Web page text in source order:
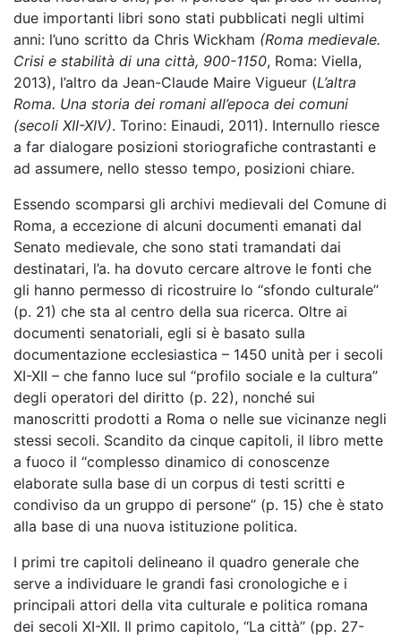
due importanti libri sono stati pubblicati negli ultimi
anni: l’uno scritto da Chris Wickham (Roma medievale.
Crisi e stabilità di una città, 900-1150, Roma: Viella,
2013), l’altro da Jean-Claude Maire Vigueur (L’altra
Roma. Una storia dei romani all’epoca dei comuni
(secoli XII-XIV). Torino: Einaudi, 2011). Internullo riesce
a far dialogare posizioni storiografiche contrastanti e
ad assumere, nello stesso tempo, posizioni chiare.
Essendo scomparsi gli archivi medievali del Comune di
Roma, a eccezione di alcuni documenti emanati dal
Senato medievale, che sono stati tramandati dai
destinatari, l’a. ha dovuto cercare altrove le fonti che
gli hanno permesso di ricostruire lo ‘‘sfondo culturale’’
(p. 21) che sta al centro della sua ricerca. Oltre ai
documenti senatoriali, egli si è basato sulla
documentazione ecclesiastica – 1450 unità per i secoli
XI-XII – che fanno luce sul ‘‘profilo sociale e la cultura’’
degli operatori del diritto (p. 22), nonché sui
manoscritti prodotti a Roma o nelle sue vicinanze negli
stessi secoli. Scandito da cinque capitoli, il libro mette
a fuoco il ‘‘complesso dinamico di conoscenze
elaborate sulla base di un corpus di testi scritti e
condiviso da un gruppo di persone’’ (p. 15) che è stato
alla base di una nuova istituzione politica.
I primi tre capitoli delineano il quadro generale che
serve a individuare le grandi fasi cronologiche e i
principali attori della vita culturale e politica romana
dei secoli XI-XII. Il primo capitolo, ‘‘La città’’ (pp. 27-